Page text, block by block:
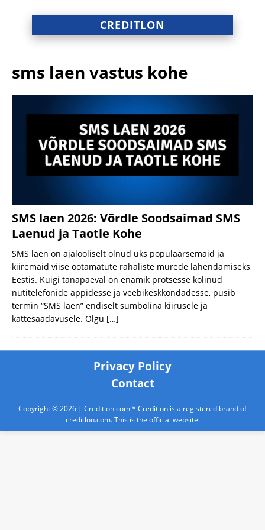
CREDITLON
sms laen vastus kohe
SMS laen 2026: Võrdle Soodsaimad SMS
Laenud ja Taotle Kohe
SMS laen on ajalooliselt olnud üks populaarsemaid ja
kiiremaid viise ootamatute rahaliste murede lahendamiseks
Eestis. Kuigi tänapäeval on enamik protsesse kolinud
nutitelefonide äppidesse ja veebikeskkondadesse, püsib
termin “SMS laen” endiselt sümbolina kiirusele ja
kättesaadavusele. Olgu […]
Privacy Policy
Contact
Copyright © 2026 | Creditlon.com* Creditlon is a registered brand of
creditlon.com. This is the official website.